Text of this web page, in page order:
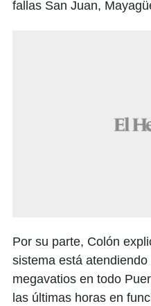
fallas San Juan,
Por su parte, Colón
sistema está
megavatios en todo
las últimas horas en